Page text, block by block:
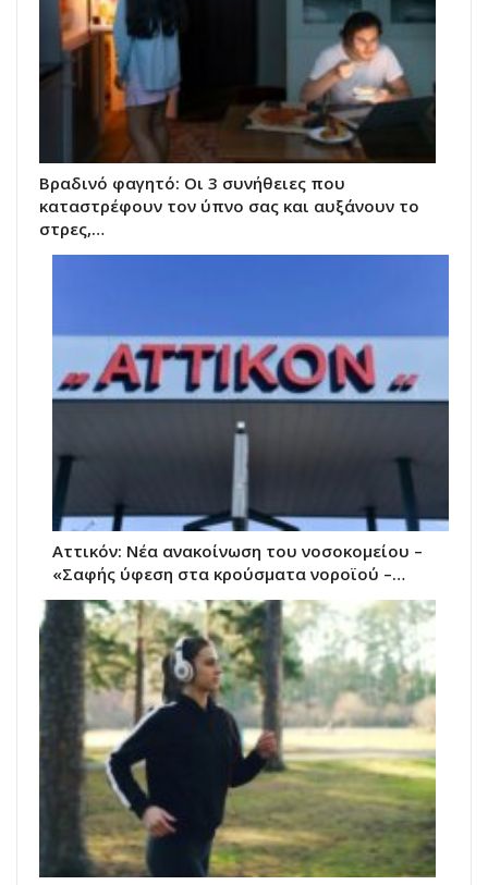
Βραδινό φαγητό: Οι 3 συνήθειες που
καταστρέφουν τον ύπνο σας και αυξάνουν το
στρες,…
Αττικόν: Νέα ανακοίνωση του νοσοκομείου –
«Σαφής ύφεση στα κρούσματα νοροϊού –…